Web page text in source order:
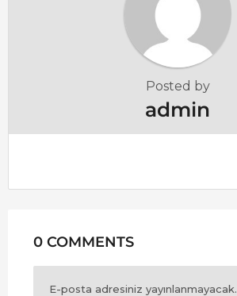
Posted by
admin
0 COMMENTS
E-posta adresiniz yayınlanmayacak.